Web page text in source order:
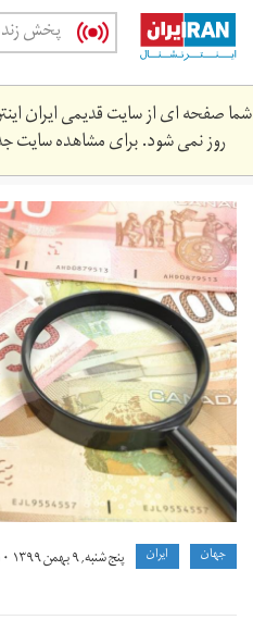
Skip
main
content
پخش
شما صفحه ای از سایت قدیمی ایران
روز نمی شود. برای مشاهده سایت
will-
cadjpy-
price-
decline-
as-
oil-
looks-
to-
head-
lower.jpg
جهان ايران پنج شنبه, ۹ بهمن ۱۳۹۹ ۰۸:۱۰